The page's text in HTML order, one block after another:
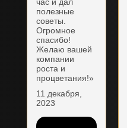
полезные
советы.
Огромное
спасибо!
Желаю вашей
компании
роста и
процветания!»
11 декабря,
2023